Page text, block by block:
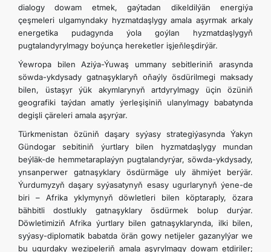
dialogy dowam etmek, gaýtadan dikeldilýän energiýa
çeşmeleri ulgamyndaky hyzmatdaşlygy amala aşyrmak arkaly
energetika pudagynda ýola goýlan hyzmatdaşlygyň
pugtalandyrylmagy boýunça hereketler işjeňleşdirýär.
Ýewropa bilen Aziýa-Ýuwaş ummany sebitleriniň arasynda
söwda-ykdysady gatnaşyklaryň oňaýly ösdürilmegi maksady
bilen, üstaşyr ýük akymlarynyň artdyrylmagy üçin özüniň
geografiki taýdan amatly ýerleşişiniň ulanylmagy babatynda
degişli çäreleri amala aşyrýar.
Türkmenistan özüniň daşary syýasy strategiýasynda Ýakyn
Gündogar sebitiniň ýurtlary bilen hyzmatdaşlygy mundan
beýläk-de hemmetaraplaýyn pugtalandyrýar, söwda-ykdysady,
ynsanperwer gatnaşyklary ösdürmäge uly ähmiýet berýär.
Ýurdumyzyň daşary syýasatynyň esasy ugurlarynyň ýene-de
biri – Afrika yklymynyň döwletleri bilen köptaraply, özara
bähbitli dostlukly gatnaşyklary ösdürmek bolup durýar.
Döwletimiziň Afrika ýurtlary bilen gatnaşyklarynda, ilki bilen,
syýasy-diplomatik babatda örän gowy netijeler gazanylýar we
bu ugurdaky wezipeleriň amala aşyrylmagy dowam etdiriler;